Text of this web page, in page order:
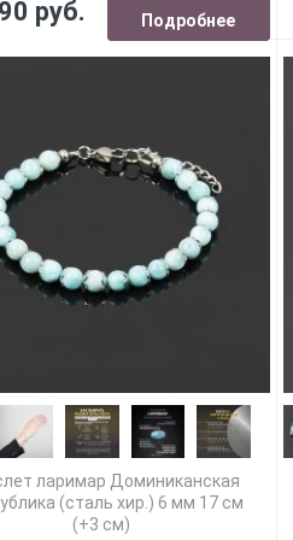
руб. Подробнее
ларимар Доминиканская
(сталь хир.) 6 мм 17 см
(+3 см)